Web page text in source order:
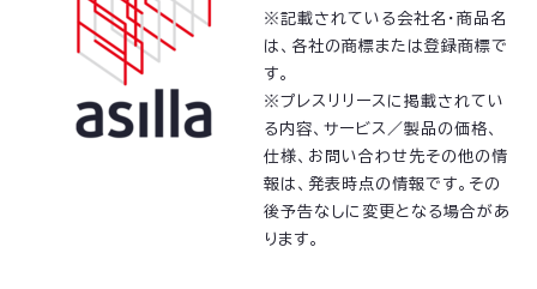
※記載されている会社名・商品名
は、各社の商標または登録商標で
す。
※プレスリリースに掲載されてい
る内容、サービス／製品の価格、
仕様、お問い合わせ先その他の情
報は、発表時点の情報です。その
後予告なしに変更となる場合があ
ります。